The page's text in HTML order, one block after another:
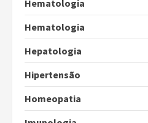
Hematologia
Hematologia
Hepatologia
Hipertensão
Homeopatia